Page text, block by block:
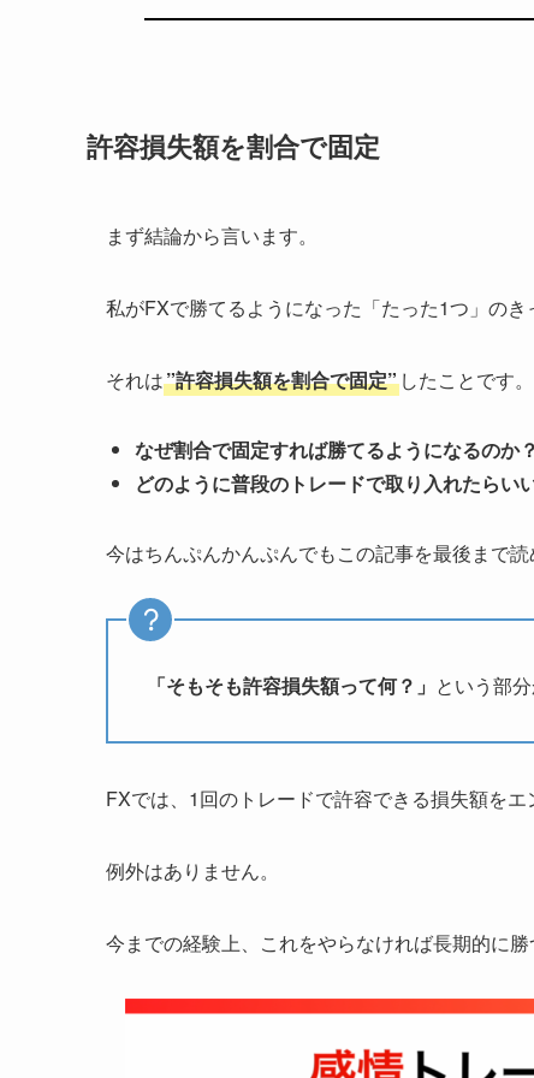
許容損失額を割合で固定
まず結論から言います。
私がFXで勝てるようになった「たった1つ」のき
それは”許容損失額を割合で固定” したことです。
なぜ割合で固定すれば勝てるようになるのか？
どのように普段のトレードで取り入れたらい
今はちんぷんかんぷんでもこの記事を最後まで
「そもそも許容損失額って何？」 という部
FXでは、1回のトレードで許容できる損失額をエ
例外はありません。
今までの経験上、これをやらなければ長期的に勝